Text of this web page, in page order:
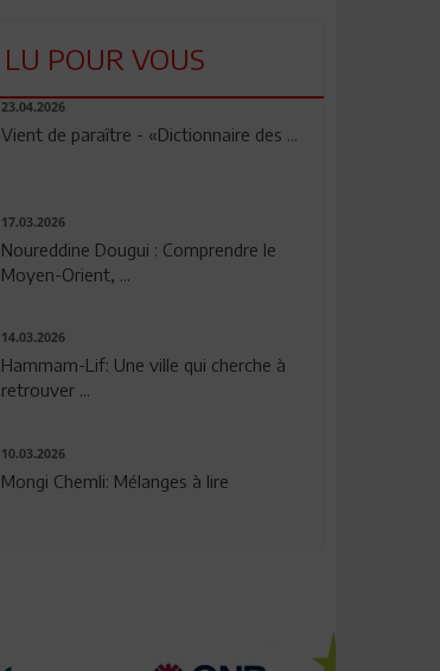
LU POUR VOUS
23.04.2026
Vient de paraître - «Dictionnaire des ...
17.03.2026
Noureddine Dougui : Comprendre le
Moyen-Orient, ...
14.03.2026
Hammam-Lif: Une ville qui cherche à
retrouver ...
10.03.2026
Mongi Chemli: Mélanges à lire